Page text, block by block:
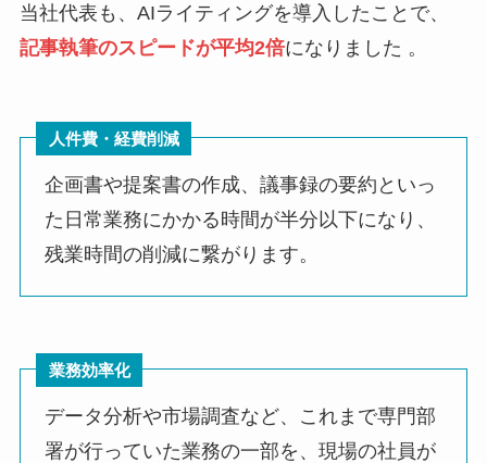
当社代表も、AIライティングを導入したことで、
記事執筆のスピードが平均2倍になりました 。
人件費・経費削減
企画書や提案書の作成、議事録の要約といっ
た日常業務にかかる時間が半分以下になり、
残業時間の削減に繋がります。
業務効率化
データ分析や市場調査など、これまで専門部
署が行っていた業務の一部を、現場の社員が